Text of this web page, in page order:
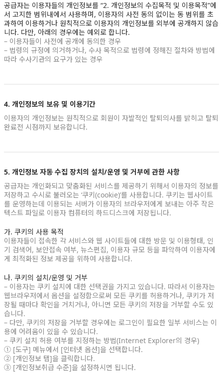
공급자는 이용자들의 개인정보를 “2. 개인정보의 수집목적 및 이용목적”에
서 고지한 범위내에서 사용하며, 이용자의 사전 동의 없이는 동 범위를 초
과하여 이용하거나 원칙적으로 이용자의 개인정보를 외부에 공개하지 않습
니다. 다만, 아래의 경우에는 예외로 합니다.
– 이용자들이 사전에 공개에 동의한 경우
– 법령의 규정에 의거하거나, 수사 목적으로 법령에 정해진 절차와 방법에
따라 수사기관의 요구가 있는 경우
4. 개인정보의 보유 및 이용기간
이용자의 개인정보는 원칙적으로 회원이 자발적인 탈퇴의사를 밝히고 탈퇴
완료전 시점까지 보유합니다.
5. 개인정보 자동 수집 장치의 설치/운영 및 거부에 관한 사항
공급자는 개인화되고 맞춤화된 서비스를 제공하기 위해서 이용자의 정보를
저장하고 수시로 불러오는 ‘쿠키(cookie)’를 사용합니다. 쿠키는 웹사이트
를 운영하는데 이용되는 서버가 이용자의 브라우저에게 보내는 아주 작은
텍스트 파일로 이용자 컴퓨터의 하드디스크에 저장됩니다.
가. 쿠키의 사용 목적
이용자들이 접속한 각 서비스와 웹 사이트들에 대한 방문 및 이용형태, 인
기 검색어, 보안접속 여부, 뉴스편집, 이용자 규모 등을 파악하여 이용자에
게 최적화된 정보 제공을 위하여 사용합니다.
나. 쿠키의 설치/운영 및 거부
– 이용자는 쿠키 설치에 대한 선택권을 가지고 있습니다. 따라서 이용자는
웹브라우저에서 옵션을 설정함으로써 모든 쿠키를 허용하거나, 쿠키가 저
장될 때마다 확인을 거치거나, 아니면 모든 쿠키의 저장을 거부할 수도 있
습니다.
– 다만, 쿠키의 저장을 거부할 경우에는 로그인이 필요한 일부 서비스는 이
용에 어려움이 있을 수 있습니다.
– 쿠키 설치 허용 여부를 지정하는 방법(Internet Explorer의 경우)
① [도구] 메뉴에서 [인터넷 옵션]을 선택합니다.
② [개인정보 탭]을 클릭합니다.
③ [개인정보취급 수준]을 설정하시면 됩니다.